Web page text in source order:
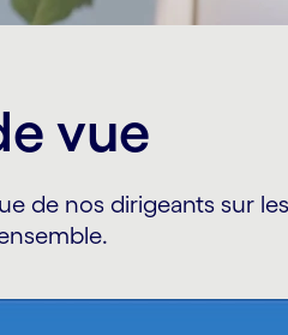
vue
de nos dirigeants sur